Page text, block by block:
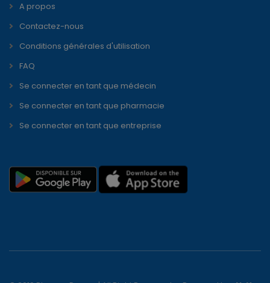
A propos
Contactez-nous
Conditions générales d'utilisation
FAQ
Se connecter en tant que médecin
Se connecter en tant que pharmacie
Se connecter en tant que entreprise